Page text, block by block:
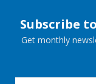
Subscribe
Get monthly